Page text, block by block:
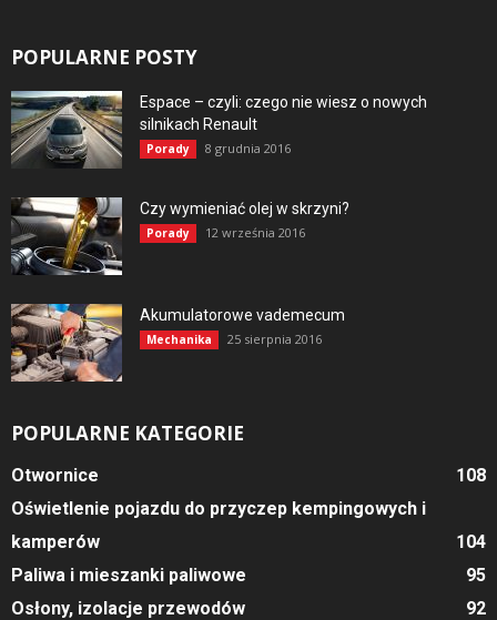
POPULARNE POSTY
Espace – czyli: czego nie wiesz o nowych
silnikach Renault
Porady 8 grudnia 2016
Czy wymieniać olej w skrzyni?
Porady 12 września 2016
Akumulatorowe vademecum
Mechanika 25 sierpnia 2016
POPULARNE KATEGORIE
Otwornice
108
Oświetlenie pojazdu do przyczep kempingowych i
kamperów
104
Paliwa i mieszanki paliwowe
95
Osłony, izolacje przewodów
92